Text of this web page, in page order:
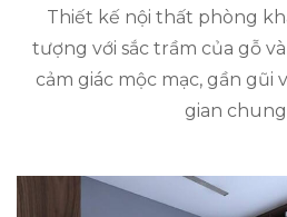
Thiết kế nội thất phòng
tượng với sắc trầm của gỗ
cảm giác mộc mạc, gần gũi
gian